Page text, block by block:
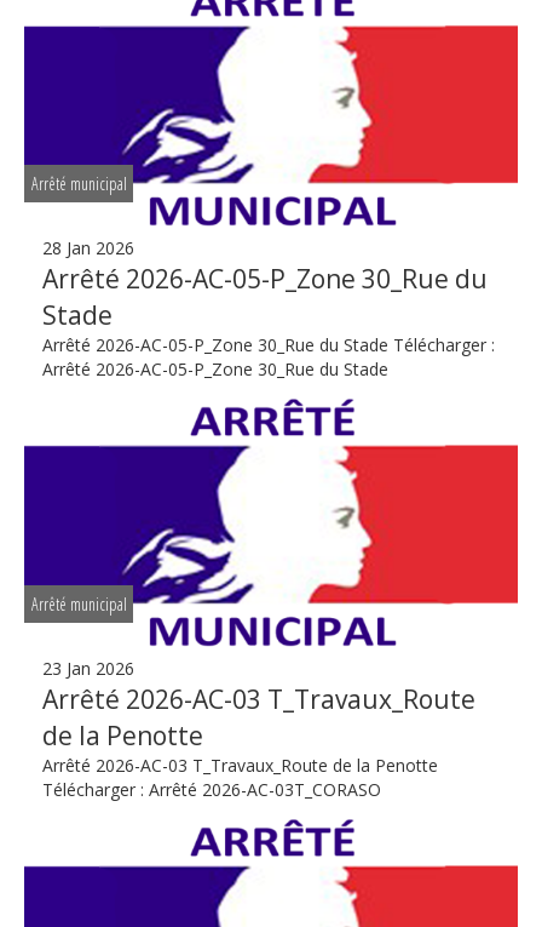
Arrêté municipal
28 Jan 2026
Arrêté 2026-AC-05-P_Zone 30_Rue du
Stade
Arrêté 2026-AC-05-P_Zone 30_Rue du Stade Télécharger :
Arrêté 2026-AC-05-P_Zone 30_Rue du Stade
Arrêté municipal
23 Jan 2026
Arrêté 2026-AC-03 T_Travaux_Route
de la Penotte
Arrêté 2026-AC-03 T_Travaux_Route de la Penotte
Télécharger : Arrêté 2026-AC-03T_CORASO